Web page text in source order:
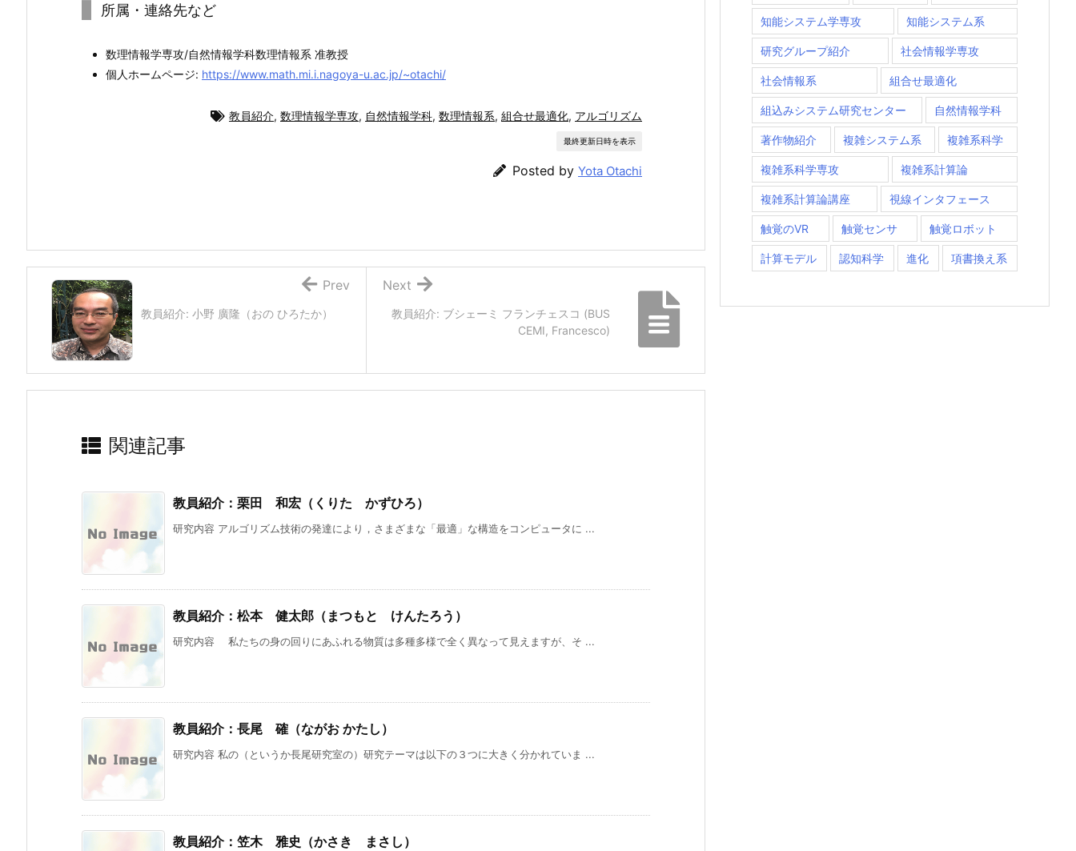
所属・連絡先など
数理情報学専攻/自然情報学科数理情報系 准教授
個人ホームページ: https://www.math.mi.i.nagoya-u.ac.jp/~otachi/
教員紹介, 数理情報学専攻, 自然情報学科, 数理情報系, 組合せ最適化, アルゴリズム
最終更新日時を表示
Posted by Yota Otachi
教員紹介: ブシェーミ フランチェスコ (BUS
CEMI, Francesco)
Next
教員紹介: 小野 廣隆（おの ひろたか）
Prev
関連記事
教員紹介：栗田 和宏（くりた かずひろ）
研究内容 アルゴリズム技術の発達により，さまざまな「最適」な構造をコンピュータに ...
教員紹介：松本 健太郎（まつもと けんたろう）
研究内容 私たちの身の回りにあふれる物質は多種多様で全く異なって見えますが、そ ...
教員紹介：長尾 確（ながお かたし）
研究内容 私の（というか長尾研究室の）研究テーマは以下の３つに大きく分かれていま ...
教員紹介：笠木 雅史（かさき まさし）
知能システム学専攻 知能システム系
研究グループ紹介 社会情報学専攻
社会情報系 組合せ最適化
組込みシステム研究センター 自然情報学科
著作物紹介 複雑システム系 複雑系科学
複雑系科学専攻 複雑系計算論
複雑系計算論講座 視線インタフェース
触覚のVR 触覚センサ 触覚ロボット
計算モデル 認知科学 進化 項書換え系